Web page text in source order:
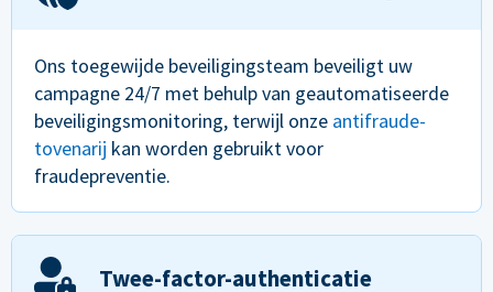
Ons toegewijde beveiligingsteam beveiligt uw
campagne 24/7 met behulp van geautomatiseerde
beveiligingsmonitoring, terwijl onze antifraude-
tovenarij kan worden gebruikt voor
fraudepreventie.
Twee-factor-authenticatie